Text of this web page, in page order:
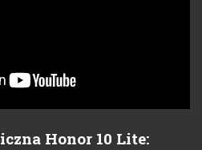
Honor 10 Lite: